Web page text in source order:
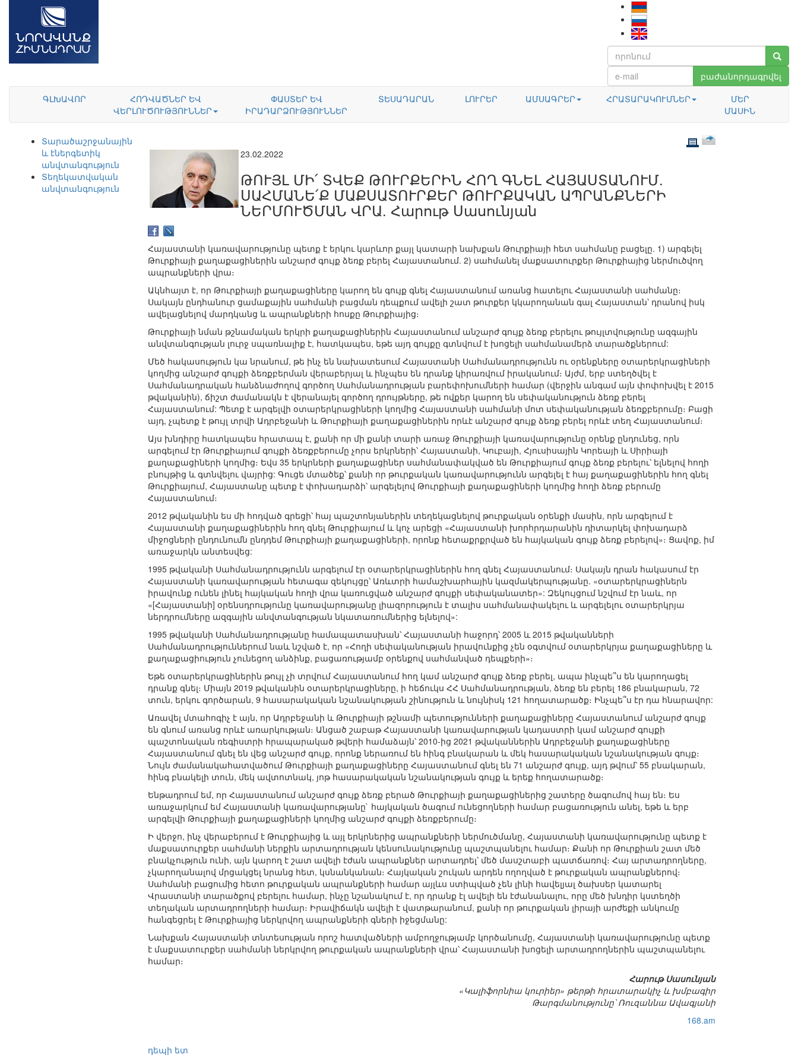
բաժանորդագրվել
ԳԼԽԱՎՈՐ
ՀՈԴՎԱԾՆԵՐ ԵՎ
ՎԵՐԼՈՒԾՈՒԹՅՈՒՆՆԵՐ
ՓԱՍՏԵՐ ԵՎ
ԻՐԱԴԱՐՁՈՒԹՅՈՒՆՆԵՐ
ՏԵՍԱԴԱՐԱՆ ԼՈՒՐԵՐ ԱՄՍԱԳՐԵՐ ՀՐԱՏԱՐԱԿՈՒՄՆԵՐ
ՄԵՐ
ՄԱՍԻՆ
Տարածաշրջանային
և էներգետիկ
անվտանգություն
Տեղեկատվական
անվտանգություն
23.02.2022
ԹՈՒՅԼ ՄԻ՛ ՏՎԵՔ ԹՈՒՐՔԵՐԻՆ ՀՈՂ ԳՆԵԼ ՀԱՅԱՍՏԱՆՈՒՄ.
ՍԱՀՄԱՆԵ՛Ք ՄԱՔՍԱՏՈՒՐՔԵՐ ԹՈՒՐՔԱԿԱՆ ԱՊՐԱՆՔՆԵՐԻ
ՆԵՐՄՈՒԾՄԱՆ ՎՐԱ. Հարութ Սասունյան
Հայաստանի կառավարությունը պետք է երկու կարևոր քայլ կատարի նախքան Թուրքիայի հետ սահմանը բացելը. 1) արգելել
Թուրքիայի քաղաքացիներին անշարժ գույք ձեռք բերել Հայաստանում. 2) սահմանել մաքսատուրքեր Թուրքիայից ներմուծվող
ապրանքների վրա։
Ակնհայտ է, որ Թուրքիայի քաղաքացիները կարող են գույք գնել Հայաստանում առանց հատելու Հայաստանի սահմանը։
Սակայն ընդհանուր ցամաքային սահմանի բացման դեպքում ավելի շատ թուրքեր կկարողանան գալ Հայաստան՝ դրանով իսկ
ավելացնելով մարդկանց և ապրանքների հոսքը Թուրքիայից։
Թուրքիայի նման թշնամական երկրի քաղաքացիներին Հայաստանում անշարժ գույք ձեռք բերելու թույլտվությունը ազգային
անվտանգության լուրջ սպառնալիք է, հատկապես, եթե այդ գույքը գտնվում է խոցելի սահմանամերձ տարածքներում:
Մեծ հակասություն կա նրանում, թե ինչ են նախատեսում Հայաստանի Սահմանադրությունն ու օրենքները օտարերկրացիների
կողմից անշարժ գույքի ձեռքբերման վերաբերյալ և ինչպես են դրանք կիրառվում իրականում։ Այժմ, երբ ստեղծվել է
Սահմանադրական հանձնաժողով գործող Սահմանադրության բարեփոխումների համար (վերջին անգամ այն փոփոխվել է 2015
թվականին), ճիշտ ժամանակն է վերանայել գործող դրույթները, թե ովքեր կարող են սեփականություն ձեռք բերել
Հայաստանում: Պետք է արգելվի օտարերկրացիների կողմից Հայաստանի սահմանի մոտ սեփականության ձեռքբերումը։ Բացի
այդ, չպետք է թույլ տրվի Ադրբեջանի և Թուրքիայի քաղաքացիներին որևէ անշարժ գույք ձեռք բերել որևէ տեղ Հայաստանում։
Այս խնդիրը հատկապես հրատապ է, քանի որ մի քանի տարի առաջ Թուրքիայի կառավարությունը օրենք ընդունեց, որն
արգելում էր Թուրքիայում գույքի ձեռքբերումը չորս երկրների՝ Հայաստանի, Կուբայի, Հյուսիսային Կորեայի և Սիրիայի
քաղաքացիների կողմից։ Եվս 35 երկրների քաղաքացիներ սահմանափակված են Թուրքիայում գույք ձեռք բերելու՝ ելնելով հողի
բնույթից և գտնվելու վայրից: Գուցե մտածեք՝ քանի որ թուրքական կառավարությունն արգելել է հայ քաղաքացիներին հող գնել
Թուրքիայում, Հայաստանը պետք է փոխադարձի՝ արգելելով Թուրքիայի քաղաքացիների կողմից հողի ձեռք բերումը
Հայաստանում։
2012 թվականին ես մի հոդված գրեցի՝ հայ պաշտոնյաներին տեղեկացնելով թուրքական օրենքի մասին, որն արգելում է
Հայաստանի քաղաքացիներին հող գնել Թուրքիայում և կոչ արեցի «Հայաստանի խորհրդարանին դիտարկել փոխադարձ
միջոցների ընդունումն ընդդեմ Թուրքիայի քաղաքացիների, որոնք հետաքրքրված են հայկական գույք ձեռք բերելով»։ Ցավոք, իմ
առաջարկն անտեսվեց:
1995 թվականի Սահմանադրությունն արգելում էր օտարերկրացիներին հող գնել Հայաստանում։ Սակայն դրան հակասում էր
Հայաստանի կառավարության հետագա զեկույցը՝ Առևտրի համաշխարհային կազմակերպությանը. «օտարերկրացիներն
իրավունք ունեն լինել հայկական հողի վրա կառուցված անշարժ գույքի սեփականատեր»: Զեկույցում նշվում էր նաև, որ
«[Հայաստանի] օրենսդրությունը կառավարությանը լիազորություն է տալիս սահմանափակելու և արգելելու օտարերկրյա
ներդրումները ազգային անվտանգության նկատառումներից ելնելով»:
1995 թվականի Սահմանադրությանը համապատասխան՝ Հայաստանի հաջորդ՝ 2005 և 2015 թվականների
Սահմանադրություններում նաև նշված է, որ «Հողի սեփականության իրավունքից չեն օգտվում օտարերկրյա քաղաքացիները և
քաղաքացիություն չունեցող անձինք, բացառությամբ օրենքով սահմանված դեպքերի»։
Եթե օտարերկրացիներին թույլ չի տրվում Հայաստանում հող կամ անշարժ գույք ձեռք բերել, ապա ինչպե՞ս են կարողացել
դրանք գնել։ Միայն 2019 թվականին օտարերկրացիները, ի հեճուկս ՀՀ Սահմանադրության, ձեռք են բերել 186 բնակարան, 72
տուն, երկու գործարան, 9 հասարակական նշանակության շինություն և նույնիսկ 121 հողատարածք։ Ինչպե՞ս էր դա հնարավոր:
Առավել մտահոգիչ է այն, որ Ադրբեջանի և Թուրքիայի թշնամի պետությունների քաղաքացիները Հայաստանում անշարժ գույք
են գնում առանց որևէ առարկության։ Անցած շաբաթ Հայաստանի կառավարության կադաստրի կամ անշարժ գույքի
պաշտոնական ռեգիստրի հրապարակած թվերի համաձայն՝ 2010-ից 2021 թվականներին Ադրբեջանի քաղաքացիները
Հայաստանում գնել են վեց անշարժ գույք, որոնք ներառում են հինգ բնակարան և մեկ հասարակական նշանակության գույք։
Նույն ժամանակահատվածում Թուրքիայի քաղաքացիները Հայաստանում գնել են 71 անշարժ գույք, այդ թվում՝ 55 բնակարան,
հինգ բնակելի տուն, մեկ ավտոտնակ, յոթ հասարակական նշանակության գույք և երեք հողատարածք։
Ենթադրում եմ, որ Հայաստանում անշարժ գույք ձեռք բերած Թուրքիայի քաղաքացիներից շատերը ծագումով հայ են։ Ես
առաջարկում եմ Հայաստանի կառավարությանը` հայկական ծագում ունեցողների համար բացառություն անել, եթե և երբ
արգելվի Թուրքիայի քաղաքացիների կողմից անշարժ գույքի ձեռքբերումը։
Ի վերջո, ինչ վերաբերում է Թուրքիայից և այլ երկրներից ապրանքների ներմուծմանը, Հայաստանի կառավարությունը պետք է
մաքսատուրքեր սահմանի ներքին արտադրության կենսունակությունը պաշտպանելու համար։ Քանի որ Թուրքիան շատ մեծ
բնակչություն ունի, այն կարող է շատ ավելի էժան ապրանքներ արտադրել՝ մեծ մասշտաբի պատճառով։ Հայ արտադրողները,
չկարողանալով մրցակցել նրանց հետ, կսնանկանան։ Հայկական շուկան արդեն ողողված է թուրքական ապրանքներով։
Սահմանի բացումից հետո թուրքական ապրանքների համար այլևս ստիպված չեն լինի հավելյալ ծախսեր կատարել
Վրաստանի տարածքով բերելու համար, ինչը նշանակում է, որ դրանք էլ ավելի են էժանանալու, որը մեծ խնդիր կստեղծի
տեղական արտադրողների համար։ Իրավիճակն ավելի է վատթարանում, քանի որ թուրքական լիրայի արժեքի անկումը
հանգեցրել է Թուրքիայից ներկրվող ապրանքների գների իջեցմանը:
Նախքան Հայաստանի տնտեսության որոշ հատվածների ամբողջությամբ կործանումը, Հայաստանի կառավարությունը պետք
է մաքսատուրքեր սահմանի ներկրվող թուրքական ապրանքների վրա՝ Հայաստանի խոցելի արտադրողներին պաշտպանելու
համար։
Հարութ Սասունյան
«Կալիֆորնիա կուրիեր» թերթի հրատարակիչ և խմբագիր
Թարգմանությունը՝ Ռուզաննա Ավագյանի
168.am
դեպի ետ